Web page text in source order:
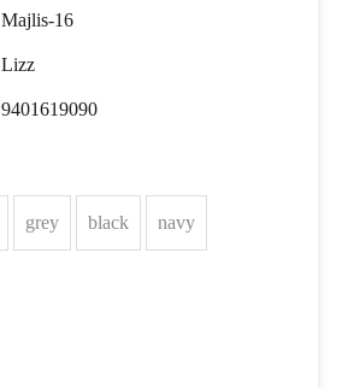
Majlis-16
Lizz
9401619090
grey black navy